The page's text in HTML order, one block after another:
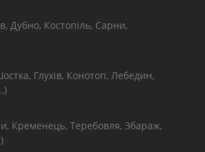
Дубно, Костопіль, Сарни,
Глухів, Конотоп, Лебедин,
Кременець, Теребовля, Збараж,